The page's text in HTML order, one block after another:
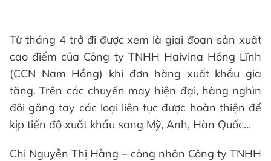
Từ tháng 4 trở đi được xem là giai đoạn sản xuất
cao điểm của Công ty TNHH Haivina Hồng Lĩnh
(CCN Nam Hồng) khi đơn hàng xuất khẩu gia
tăng. Trên các chuyền may hiện đại, hàng nghìn
đôi găng tay các loại liên tục được hoàn thiện để
kịp tiến độ xuất khẩu sang Mỹ, Anh, Hàn Quốc...
Chị Nguyễn Thị Hằng – công nhân Công ty TNHH